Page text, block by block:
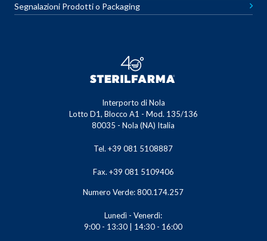
Segnalazioni Prodotti o Packaging
Interporto di Nola
Lotto D1, Blocco A1 - Mod. 135/136
80035 - Nola (NA) Italia
Tel. +39 081 5108887
Fax. +39 081 5109406
Numero Verde: 800.174.257
Lunedì - Venerdì:
9:00 - 13:30 | 14:30 - 16:00